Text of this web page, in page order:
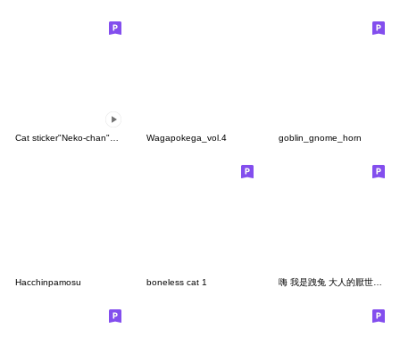
Cat sticker"Neko-chan"3(Taiwan) Wagapokega_vol.4 goblin_gnome_horn
Hacchinpamosu boneless cat 1 嗨 我是跩兔 大人的厭世好崩潰